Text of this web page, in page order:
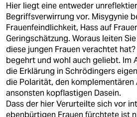
Hier liegt eine entweder
Begriffsverwirrung vor. Misygynie
Frauenfeindlichkeit, Hass auf
Geringschätzung. Woraus leiten
diese jungen Frauen verachtet
begehrt und wohl auch geliebt. Im
die Erklärung in Schrödingers
die Polarität, den komplementären
ansonsten kopflastigen Dasein.
Dass der hier Verurteilte sich vor
ebenbürtigen Frauen fürchtete ist